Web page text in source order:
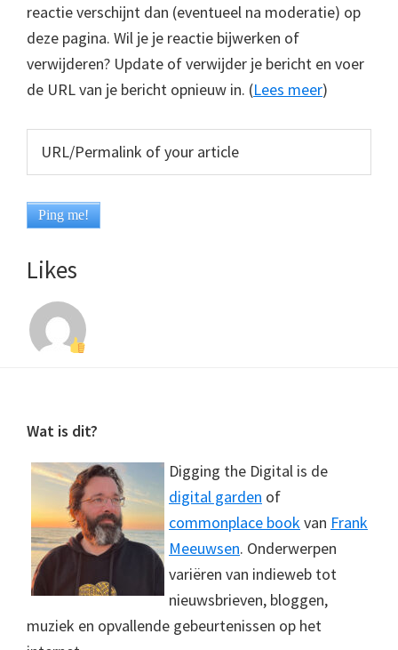
reactie verschijnt dan (eventueel na moderatie) op
deze pagina. Wil je je reactie bijwerken of
verwijderen? Update of verwijder je bericht en voer
de URL van je bericht opnieuw in. (Lees meer)
Likes
Footer
Wat is dit?
Digging the Digital is de
digital garden of
commonplace bookvan Frank
Meeuwsen. Onderwerpen
variëren van indieweb tot
nieuwsbrieven, bloggen,
muziek en opvallende gebeurtenissen op het